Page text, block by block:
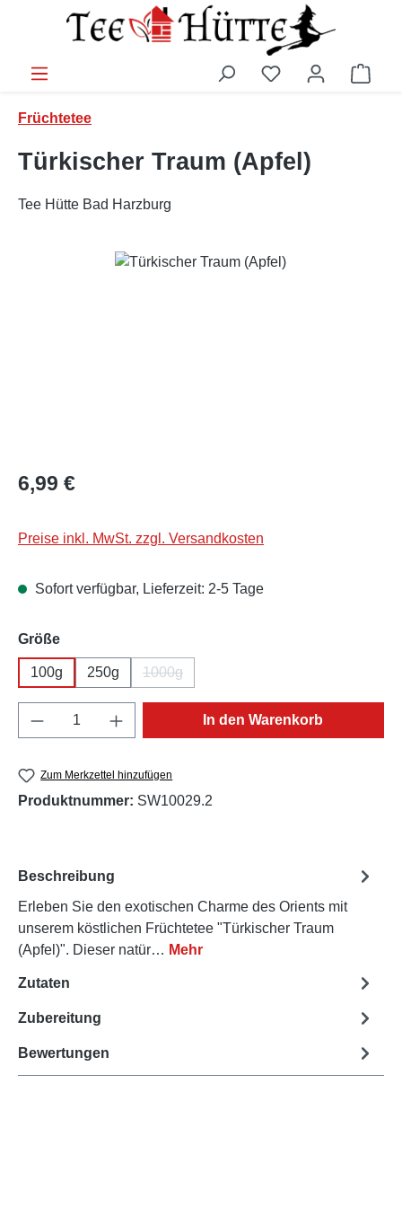
Zum Hauptinhalt springen
Früchtetee
Türkischer Traum (Apfel)
Tee Hütte Bad Harzburg
Bildergalerie überspringen
Regulärer Preis:
6,99 €
Preise inkl. MwSt. zzgl. Versandkosten
Sofort verfügbar, Lieferzeit: 2-5 Tage
Größeauswählen
100g 250g 1000g
(Diese Option ist zurzeit nicht verfügbar.)
Produkt Anzahl: Gib den gewünschten
In den Warenkorb
Zum Merkzettel hinzufügen
Produktnummer: SW10029.2
Beschreibung
Erleben Sie den exotischen Charme des Orients mit
unserem köstlichen Früchtetee "Türkischer Traum
(Apfel)". Dieser natür… Mehr
Zutaten
Zubereitung
Bewertungen